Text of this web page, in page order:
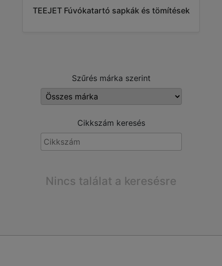
TEEJET Fúvókatartó sapkák és tömítések
Szűrés márka szerint
Cikkszám keresés
Nincs találat a keresésre